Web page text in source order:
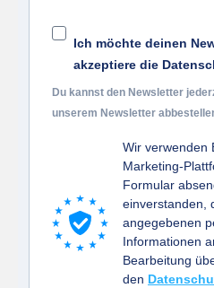
Ich möchte deinen
akzeptiere die
Du kannst den Newsletter
unserem Newsletter
Wir verwenden
Marketing-
Formular
einverstanden,
angegebenen
Informationen
Bearbeitung
den